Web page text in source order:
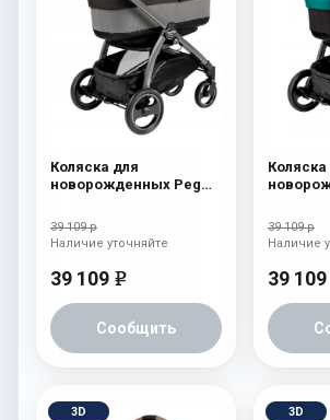
Коляска для
новорожденных Peg
(шасси Jet) atmosphere
39 109 р
39 109 e
Сообщить
Наличие уточняйте
Коляска
(шасси
39 109 р
39 109
Наличие
3D 3D